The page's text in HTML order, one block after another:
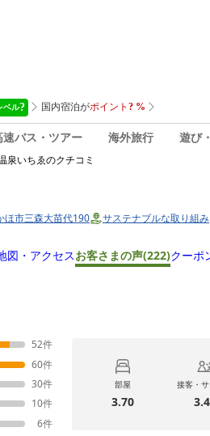
速バス・ツアー 海外旅行 遊び
泉いちゑのクチコミ
ほ市三森大苗代190 サステナブルな取り組み
図・アクセスお客さまの声(222)クーポ
52件
60件
30件
10件
6件
部屋
3.70
接客・